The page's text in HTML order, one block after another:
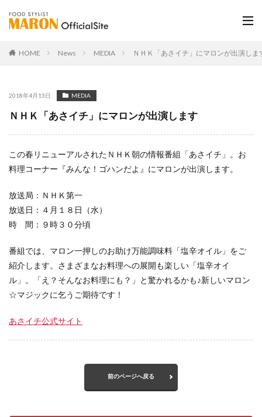
HOME News MEDIA ＮＨＫ「あさイチ」にマロンが出演しま
2018年4月13日 MEDIA
ＮＨＫ「あさイチ」にマロンが出演します
この春リニューアルされたＮＨＫ朝の情報番組「あさイチ」。お
料理コーナー『みんな！ゴハンだよ』にマロンが出演します。
放送局：ＮＨＫ第一
放送日：４月１８日（水）
時 間：９時３０分頃
番組では、マロン一押しのお助け万能調味料「塩辛オイル」をご
紹介します。さまざまなお料理への展開も楽しい「塩辛オイ
ル」。「え？そんなお料理にも？」と驚かれるかも♪新しいマロン
☆マジックに乞うご期待です！
あさイチ公式サイト
前のページへ戻る